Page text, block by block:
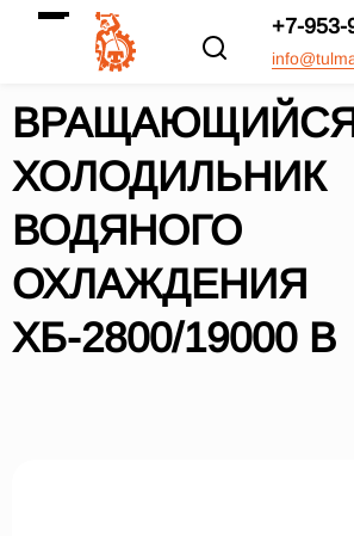
+7-953-
ХОЛОДИЛЬНИК
ВОДЯНОГО
ОХЛАЖДЕНИЯ
ХБ-2800/19000 В